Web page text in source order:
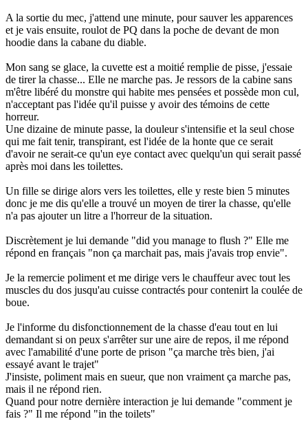
A la sortie du mec, j'attend une minute, pour sauver les apparences
et je vais ensuite, roulot de PQ dans la poche de devant de mon
hoodie dans la cabane du diable.
Mon sang se glace, la cuvette est a moitié remplie de pisse, j'essaie
de tirer la chasse... Elle ne marche pas. Je ressors de la cabine sans
m'être libéré du monstre qui habite mes pensées et possède mon cul,
n'acceptant pas l'idée qu'il puisse y avoir des témoins de cette
horreur.
Une dizaine de minute passe, la douleur s'intensifie et la seul chose
qui me fait tenir, transpirant, est l'idée de la honte que ce serait
d'avoir ne serait-ce qu'un eye contact avec quelqu'un qui serait passé
après moi dans les toilettes.
Un fille se dirige alors vers les toilettes, elle y reste bien 5 minutes
donc je me dis qu'elle a trouvé un moyen de tirer la chasse, qu'elle
n'a pas ajouter un litre a l'horreur de la situation.
Discrètement je lui demande "did you manage to flush ?" Elle me
répond en français "non ça marchait pas, mais j'avais trop envie".
Je la remercie poliment et me dirige vers le chauffeur avec tout les
muscles du dos jusqu'au cuisse contractés pour contenirt la coulée de
boue.
Je l'informe du disfonctionnement de la chasse d'eau tout en lui
demandant si on peux s'arrêter sur une aire de repos, il me répond
avec l'amabilité d'une porte de prison "ça marche très bien, j'ai
essayé avant le trajet"
J'insiste, poliment mais en sueur, que non vraiment ça marche pas,
mais il ne répond rien.
Quand pour notre dernière interaction je lui demande "comment je
fais ?" Il me répond "in the toilets"